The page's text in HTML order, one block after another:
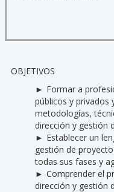
OBJETIVOS
Formar a
públicos y privados
metodologías,
dirección y gestión
Establecer un
gestión de
todas sus fases y
Comprender el
dirección y gestión